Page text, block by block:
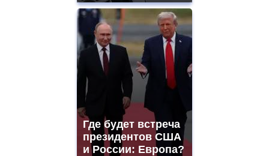
Где будет встреча
президентов США
и России: Европа?